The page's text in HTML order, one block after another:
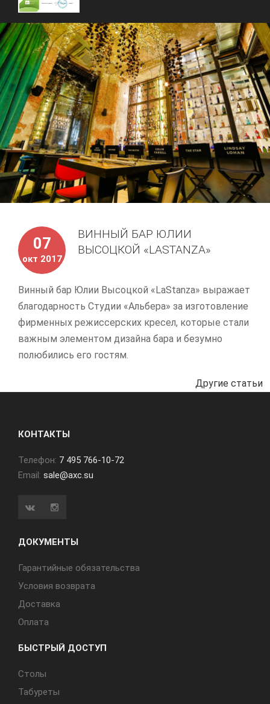
07
окт 2017
ВИННЫЙ БАР ЮЛИИ
ВЫСОЦКОЙ «LASTANZA»
Винный бар Юлии Высоцкой «LaStanza» выражает
благодарность Студии «Альбера» за изготовление
фирменных режиссерских кресел, которые стали
важным элементом дизайна бара и безумно
полюбились его гостям.
Другие статьи
КОНТАКТЫ
Телефон: 7 495 766-10-72
Email: sale@axc.su
ДОКУМЕНТЫ
Гарантийные обязательства
Условия возврата
Доставка
Оплата
БЫСТРЫЙ ДОСТУП
Cтолы
Табуреты